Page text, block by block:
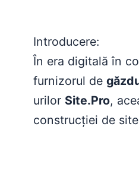
Introducere:
În era digitală în
furnizorul de
urilor Site.Pro,
construcției de